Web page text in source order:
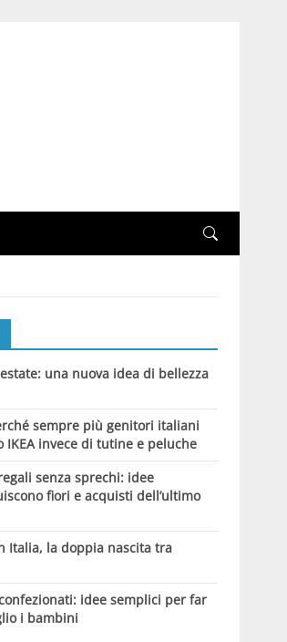
una nuova idea di bellezza
sempre più genitori italiani
IKEA invece di tutine e peluche
senza sprechi: idee
fiori e acquisti dell’ultimo
Italia, la doppia nascita tra
idee semplici per far
i bambini